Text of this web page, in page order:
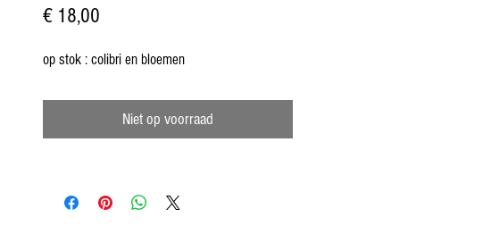
€ 18,00
op stok : colibri en bloemen
Niet op voorraad